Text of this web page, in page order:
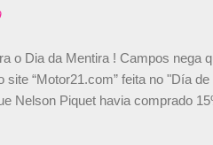
o Dia da Mentira ! Campos nega
site “Motor21.com” feita no "Día
Nelson Piquet havia comprado